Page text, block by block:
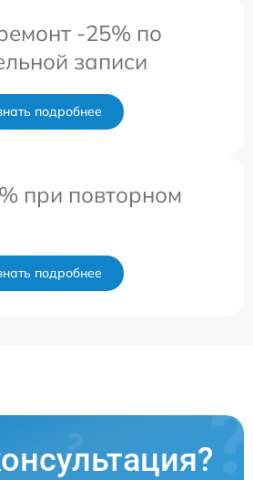
-25% по
записи
подробнее
при повторном
подробнее